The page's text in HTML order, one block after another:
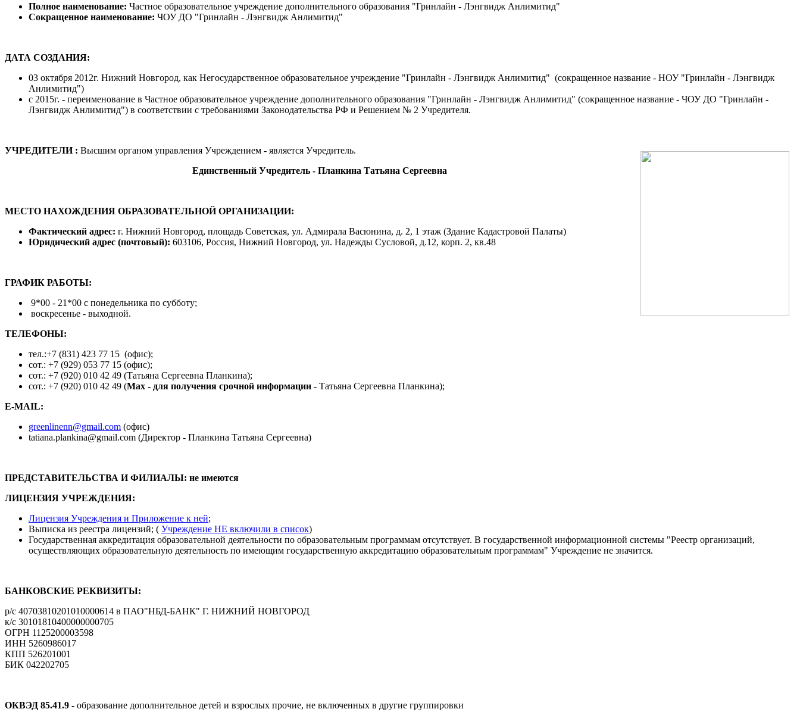
Полное наименование: Частное образовательное учреждение дополнительного образования "Гринлайн - Лэнгвидж Анлимитид"
Сокращенное наименование: ЧОУ ДО "Гринлайн - Лэнгвидж Анлимитид"
ДАТА СОЗДАНИЯ:
03 октября 2012г. Нижний Новгород, как Негосударственное образовательное учреждение "Гринлайн - Лэнгвидж Анлимитид" (сокращенное название - НОУ "Гринлайн - Лэнгвидж
Анлимитид")
с 2015г. - переименование в Частное образовательное учреждение дополнительного образования "Гринлайн - Лэнгвидж Анлимитид" (сокращенное название - ЧОУ ДО "Гринлайн -
Лэнгвидж Анлимитид") в соответствии с требованиями Законодательства РФ и Решением № 2 Учредителя.
УЧРЕДИТЕЛИ : Высшим органом управления Учреждением - является Учредитель.
Единственный Учредитель - Планкина Татьяна Сергеевна
МЕСТО НАХОЖДЕНИЯ ОБРАЗОВАТЕЛЬНОЙ ОРГАНИЗАЦИИ:
Фактический адрес: г. Нижний Новгород, площадь Советская, ул. Адмирала Васюнина, д. 2, 1 этаж (Здание Кадастровой Палаты)
Юридический адрес (почтовый): 603106, Россия, Нижний Новгород, ул. Надежды Сусловой, д.12, корп. 2, кв.48
ГРАФИК РАБОТЫ:
9*00 - 21*00 с понедельника по субботу;
воскресенье - выходной.
ТЕЛЕФОНЫ:
тел.:+7 (831) 423 77 15 (офис);
сот.: +7 (929) 053 77 15 (офис);
сот.: +7 (920) 010 42 49 (Татьяна Сергеевна Планкина);
сот.: +7 (920) 010 42 49 (Max - для получения срочной информации - Татьяна Сергеевна Планкина);
E-MAIL:
greenlinenn@gmail.com (офис)
tatiana.plankina@gmail.com (Директор - Планкина Татьяна Сергеевна)
ПРЕДСТАВИТЕЛЬСТВА И ФИЛИАЛЫ: не имеются
ЛИЦЕНЗИЯ УЧРЕЖДЕНИЯ:
Лицензия Учреждения и Приложение к ней;
Выписка из реестра лицензий; ( Учреждение НЕ включили в список)
Государственная аккредитация образовательной деятельности по образовательным программам отсутствует. В государственной информационной системы "Реестр организаций,
осуществляющих образовательную деятельность по имеющим государственную аккредитацию образовательным программам" Учреждение не значится.
БАНКОВСКИЕ РЕКВИЗИТЫ:
р/с 40703810201010000614 в ПАО"НБД-БАНК" Г. НИЖНИЙ НОВГОРОД
к/с 30101810400000000705
ОГРН 1125200003598
ИНН 5260986017
КПП 526201001
БИК 042202705
ОКВЭД 85.41.9 - образование дополнительное детей и взрослых прочие, не включенных в другие группировки